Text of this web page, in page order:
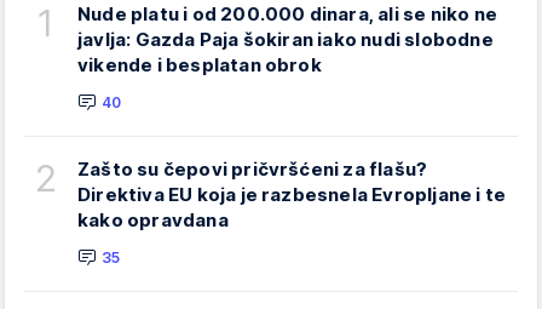
1
Nude platu i od 200.000 dinara, ali se niko ne
javlja: Gazda Paja šokiran iako nudi slobodne
vikende i besplatan obrok
40
2
Zašto su čepovi pričvršćeni za flašu?
Direktiva EU koja je razbesnela Evropljane i te
kako opravdana
35